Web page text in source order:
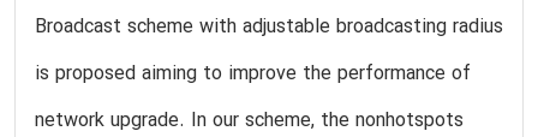
Broadcast scheme with adjustable broadcasting radius
is proposed aiming to improve the performance of
network upgrade. In our scheme, the nonhotspots